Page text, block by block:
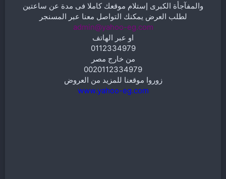
والمفآجأة الكبرى إستلام موقعك كاملا فى مدة عن ساعتين
لطلب العرض يمكنك التواصل معنا عبر المسنجر
admin@yahoo-eg.com
او عبر الهاتف
0112334979
من خارج مصر
0020112334979
زوروا موقعنا للمزيد من العروض
www.yahoo-eg.com